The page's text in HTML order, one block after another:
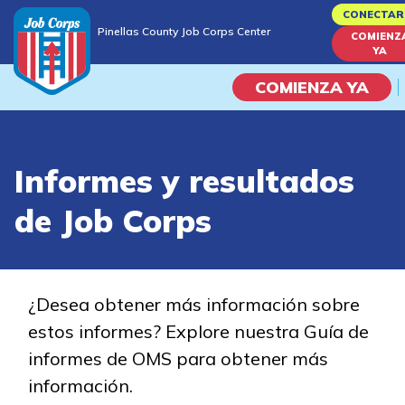
to
content
Pinellas County Job Corps Center
YA
COMIENZA YA
Vida En El Campus
Habilidades académicas
Estudiar
Programas de
Informes y resultados
de Job Corps
¿Desea obtener más información sobre
estos informes? Explore nuestra Guía de
informes de OMS para obtener más
información.